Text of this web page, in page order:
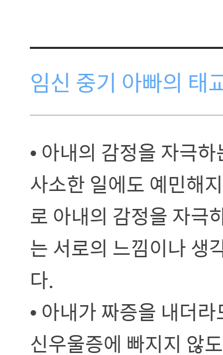
임신 중기 아빠의 태
• 아내의 감정을 자극
사소한 일에도 예민해
로 아내의 감정을 자극
는 서로의 느낌이나 생
다.
• 아내가 짜증을 내더
신우울증에 빠지지 않